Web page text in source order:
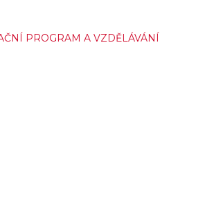
PROGRAM A VZDĚLÁVÁNÍ